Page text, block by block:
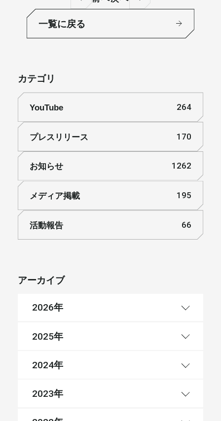
一覧に戻る
カテゴリ
YouTube 264
プレスリリース 170
お知らせ 1262
メディア掲載 195
活動報告 66
アーカイブ
2026年
2025年
2024年
2023年